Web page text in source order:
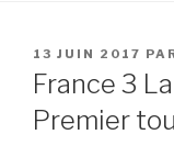
PUBLIÉ
LE
13 JUIN 2017
France 3
Premier